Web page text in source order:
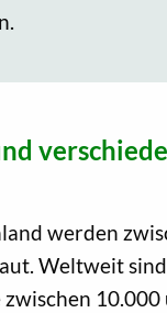
werden
Weltweit
10.000